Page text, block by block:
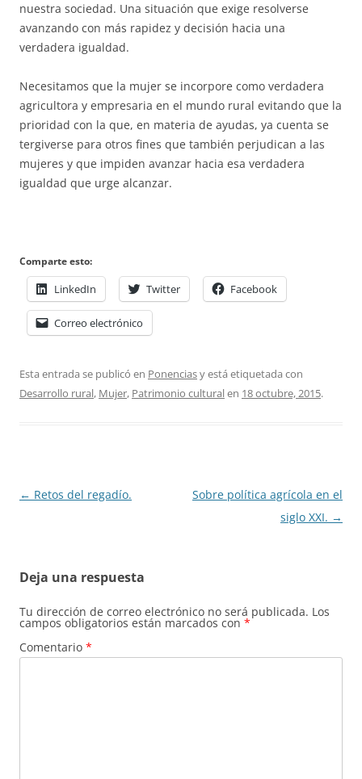
nuestra sociedad. Una situación que exige resolverse
avanzando con más rapidez y decisión hacia una
verdadera igualdad.
Necesitamos que la mujer se incorpore como verdadera
agricultora y empresaria en el mundo rural evitando que la
prioridad con la que, en materia de ayudas, ya cuenta se
tergiverse para otros fines que también perjudican a las
mujeres y que impiden avanzar hacia esa verdadera
igualdad que urge alcanzar.
Comparte esto:
LinkedIn Twitter Facebook
Correo electrónico
Esta entrada se publicó en Ponenciasy está etiquetada con
Desarrollo rural, Mujer, Patrimonio culturalen 18 octubre, 2015.
Navegación
← Retos del regadío.
Sobre política agrícola en el
siglo XXI. →
Deja una respuesta
Tu dirección de correo electrónico no será publicada. Los
campos obligatorios están marcados con *
Comentario *